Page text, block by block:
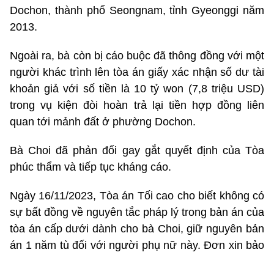
Dochon, thành phố Seongnam, tỉnh Gyeonggi năm
2013.
Ngoài ra, bà còn bị cáo buộc đã thông đồng với một
người khác trình lên tòa án giấy xác nhận số dư tài
khoản giả với số tiền là 10 tỷ won (7,8 triệu USD)
trong vụ kiện đòi hoàn trả lại tiền hợp đồng liên
quan tới mảnh đất ở phường Dochon.
Bà Choi đã phản đối gay gắt quyết định của Tòa
phúc thẩm và tiếp tục kháng cáo.
Ngày 16/11/2023, Tòa án Tối cao cho biết không có
sự bất đồng về nguyên tắc pháp lý trong bản án của
tòa án cấp dưới dành cho bà Choi, giữ nguyên bản
án 1 năm tù đối với người phụ nữ này. Đơn xin bảo